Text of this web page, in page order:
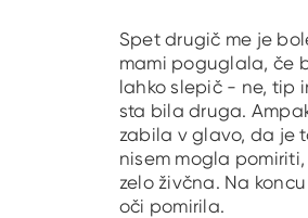
Spet drugič me je
mami poguglala, če
lahko slepič - ne, tip
sta bila druga.
zabila v glavo, da je
nisem mogla
zelo živčna. Na
oči pomirila.